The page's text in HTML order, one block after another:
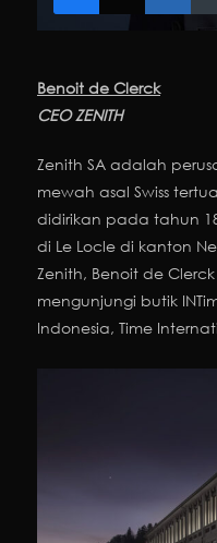
Benoit de Clerck
CEO ZENITH
Zenith SA adalah
mewah asal Swiss
didirikan pada tahun
di Le Locle di kanton
Zenith, Benoit de
mengunjungi butik
Indonesia, Time